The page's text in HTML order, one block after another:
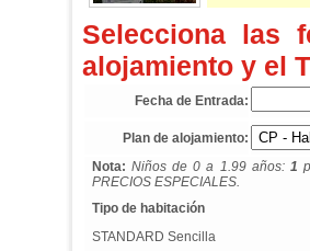
Selecciona las
alojamiento y el
Fecha de Entrada:
Plan de alojamiento:
Nota: Niños de 0 a 1.99 años: 1
PRECIOS ESPECIALES.
Tipo de habitación
STANDARD Sencilla